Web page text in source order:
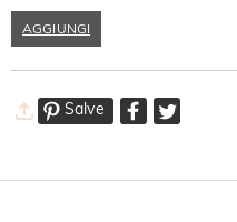
AGGIUNGI
Salve